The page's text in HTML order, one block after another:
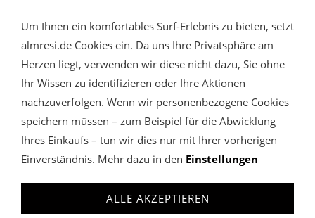
WIDERRUFSRECHT & VERTRAG WIDERRUFEN
COOKIES
VERWALTEN
DATENSCHUTZ AGB
IMPRESSUM
Um Ihnen ein komfortables Surf-Erlebnis zu bieten, setzt
almresi.de Cookies ein. Da uns Ihre Privatsphäre am
Herzen liegt, verwenden wir diese nicht dazu, Sie ohne
Ihr Wissen zu identifizieren oder Ihre Aktionen
nachzuverfolgen. Wenn wir personenbezogene Cookies
speichern müssen – zum Beispiel für die Abwicklung
Ihres Einkaufs – tun wir dies nur mit Ihrer vorherigen
Einverständnis. Mehr dazu in den Einstellungen
ALLE AKZEPTIEREN